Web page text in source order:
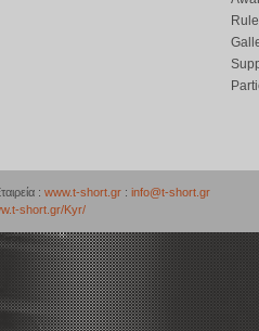
: www.t-short.gr : info@t-short.gr
short.gr/Kyr/